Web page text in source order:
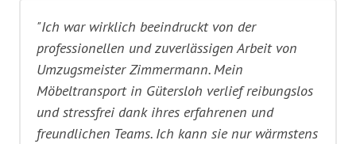
"Ich war wirklich beeindruckt von der
professionellen und zuverlässigen Arbeit von
Umzugsmeister Zimmermann. Mein
Möbeltransport in Gütersloh verlief reibungslos
und stressfrei dank ihres erfahrenen und
freundlichen Teams. Ich kann sie nur wärmstens